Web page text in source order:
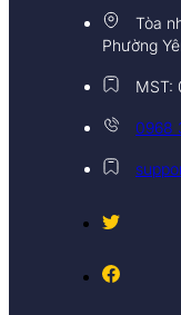
Tòa
Phường
MST:
0968